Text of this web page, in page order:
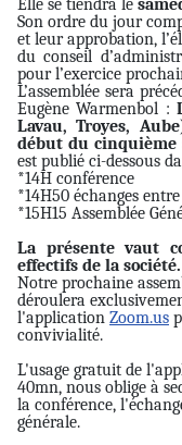
Son ordre du jour
et leur approbation,
du conseil
pour l’exercice
L’assemblée sera
Eugène Warmenbol :
Lavau, Troyes,
début du cinquième
est publié ci-dessous
*14H conférence
*14H50 échanges
*15H15 Assemblée
La présente vaut
effectifs de la société.
Notre prochaine
déroulera
l'application Zoom.us
convivialité.
L'usage gratuit de
40mn, nous oblige à
la conférence,
générale.